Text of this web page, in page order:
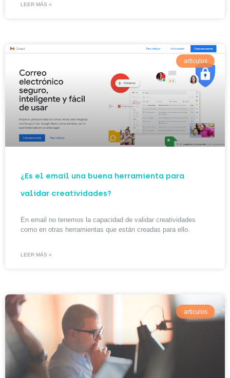
LEER MÁS »
articulos
¿Es el email una buena herramienta para
validar creatividades?
En email no tenemos la capacidad de validar creatividades
como en otras herramientas que están creadas para ello.
LEER MÁS »
articulos